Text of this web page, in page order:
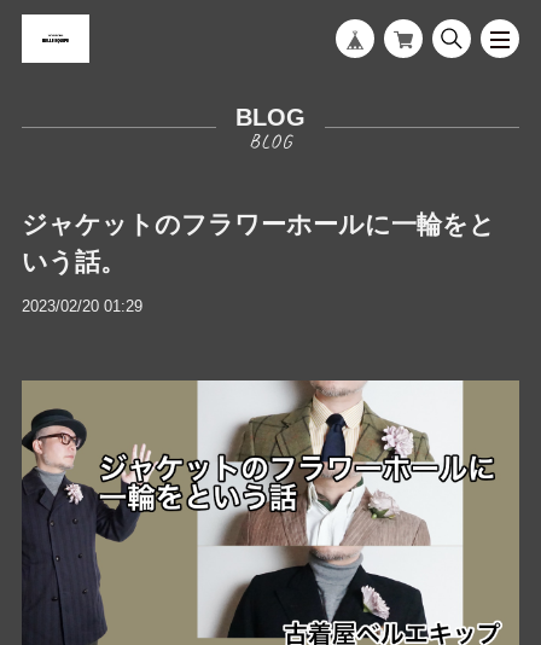
BLOG
ジャケットのフラワーホールに一輪をと
いう話。
2023/02/20 01:29